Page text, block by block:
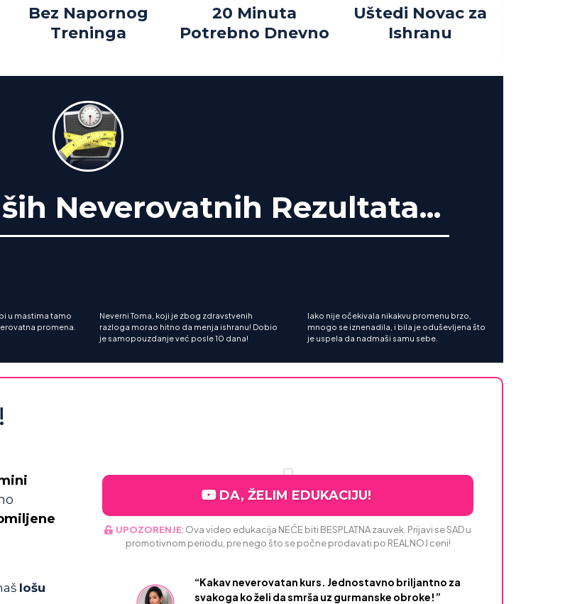
Bez Napornog
Treninga
20 Minuta
Potrebno Dnevno
Uštedi Novac za
Ishranu
Neverovatnih Rezultata...
u mastima tamo
promena.
Neverni Toma, koji je zbog zdravstvenih
razloga morao hitno da menja ishranu! Dobio
je samopouzdanje već posle 10 dana!
Iako nije očekivala nikakvu promenu brzo,
mnogo se iznenadila, i bila je oduševljena što
je uspela da nadmaši samu sebe.
lošu
DA, ŽELIM EDUKACIJU!
UPOZORENJE: Ova video edukacija NEĆE biti BESPLATNA zauvek. Prijavi se SAD u
promotivnom periodu, pre nego što se počne prodavati po REALNOJ ceni!
“Kakav neverovatan kurs. Jednostavno briljantno za
svakoga ko želi da smrša uz gurmanske obroke!”